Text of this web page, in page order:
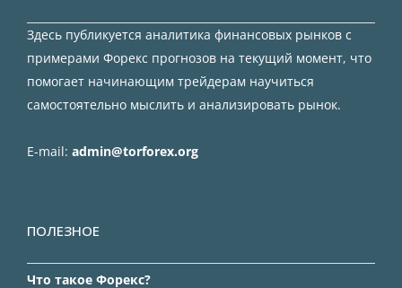
Здесь публикуется аналитика финансовых рынков с
примерами Форекс прогнозов на текущий момент, что
помогает начинающим трейдерам научиться
самостоятельно мыслить и анализировать рынок.
E-mail: admin@torforex.org
ПОЛЕЗНОЕ
Что такое Форекс?